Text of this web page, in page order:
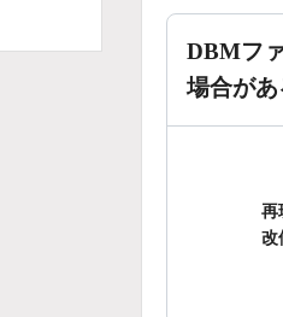
DBMフ
場合があ
再
改